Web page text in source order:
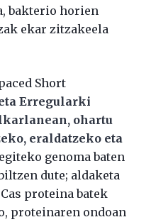
bakterio horien
ekar zitzakeela
Short
Erregularki
ohartu
eraldatzeko eta
genoma baten
dute; aldaketa
proteina batek
proteinaren ondoan